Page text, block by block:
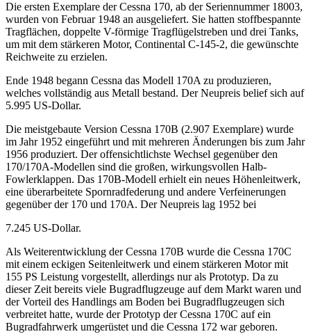
Die ersten Exemplare der Cessna 170, ab der Seriennummer 18003,
wurden von Februar 1948 an ausgeliefert. Sie hatten stoffbespannte
Tragflächen, doppelte V-förmige Tragflügelstreben und drei Tanks,
um mit dem stärkeren Motor, Continental C-145-2, die gewünschte
Reichweite zu erzielen.
Ende 1948 begann Cessna das Modell 170A zu produzieren,
welches vollständig aus Metall bestand. Der Neupreis belief sich auf
5.995 US-Dollar.
Die meistgebaute Version Cessna 170B (2.907 Exemplare) wurde
im Jahr 1952 eingeführt und mit mehreren Änderungen bis zum Jahr
1956 produziert. Der offensichtlichste Wechsel gegenüber den
170/170A-Modellen sind die großen, wirkungsvollen Halb-
Fowlerklappen. Das 170B-Modell erhielt ein neues Höhenleitwerk,
eine überarbeitete Spornradfederung und andere Verfeinerungen
gegenüber der 170 und 170A. Der Neupreis lag 1952 bei
7.245 US-Dollar.
Als Weiterentwicklung der Cessna 170B wurde die Cessna 170C
mit einem eckigen Seitenleitwerk und einem stärkeren Motor mit
155 PS Leistung vorgestellt, allerdings nur als Prototyp. Da zu
dieser Zeit bereits viele Bugradflugzeuge auf dem Markt waren und
der Vorteil des Handlings am Boden bei Bugradflugzeugen sich
verbreitet hatte, wurde der Prototyp der Cessna 170C auf ein
Bugradfahrwerk umgerüstet und die Cessna 172 war geboren.